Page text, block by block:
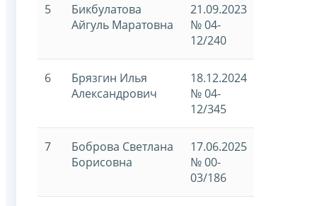
5
Бикбулатова
Айгуль Маратовна
21.09.2023
№ 04-
12/240
6
Брязгин Илья
Александрович
18.12.2024
№ 04-
12/345
7
Боброва Светлана
Борисовна
17.06.2025
№ 00-
03/186